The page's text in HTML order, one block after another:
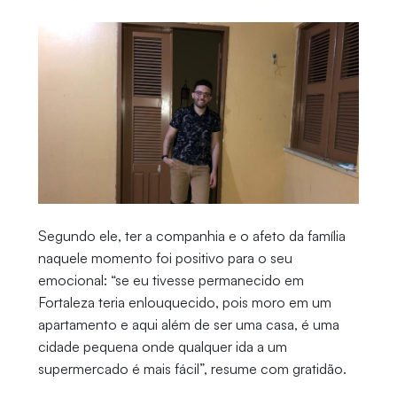
Segundo ele, ter a companhia e o afeto da família
naquele momento foi positivo para o seu
emocional: “se eu tivesse permanecido em
Fortaleza teria enlouquecido, pois moro em um
apartamento e aqui além de ser uma casa, é uma
cidade pequena onde qualquer ida a um
supermercado é mais fácil”, resume com gratidão.